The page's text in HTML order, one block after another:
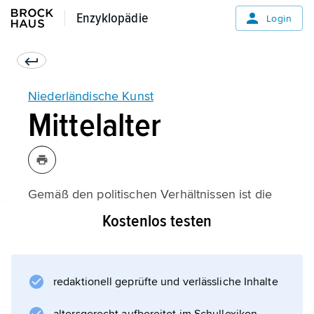
Enzyklopädie
Enzyklopädie Login
Niederländische Kunst
Mittelalter
Gemäß den politischen Verhältnissen ist die
niederländische Kunst v. a. des hohen
Jahrhundert sind niederländische Maler
(seltener Bildhauer) auch am französischen
Kostenlos testen
redaktionell geprüfte und verlässliche Inhalte